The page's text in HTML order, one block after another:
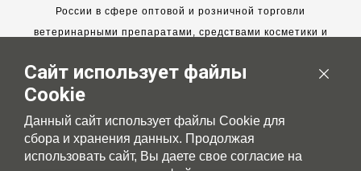
России в сфере оптовой и розничной торговли
ветеринарными препаратами, средствами косметики и
Мы работаем с 2005 года. Мы приглашаем к сотрудничеству
новых клиентов и всегда рассчитываем на взаимовыгодные,
долгосрочные партнерские отношения.
Сайт использует файлы
Cookie
Данный сайт использует файлы Cookie для
сбора и хранения данных. Продолжая
использовать сайт, Вы даете свое согласие на